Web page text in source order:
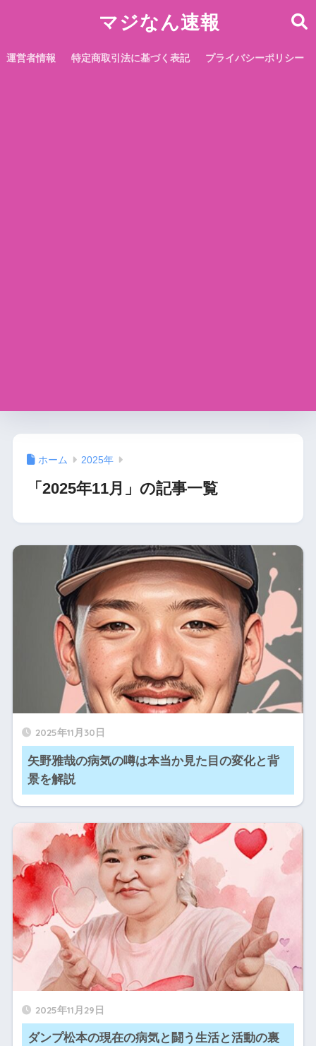
マジなん速報
運営者情報 特定商取引法に基づく表記 プライバシーポリシー
ホーム 2025年
「2025年11月」の記事一覧
2025年11月30日
矢野雅哉の病気の噂は本当か見た目の変化と背
景を解説
2025年11月29日
ダンプ松本の現在の病気と闘う生活と活動の裏